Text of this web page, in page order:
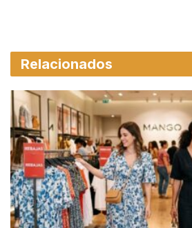
Relacionados